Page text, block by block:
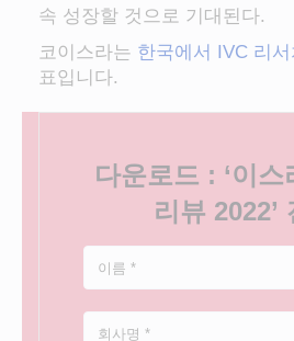
속 성장할 것으로 기대된다.
코이스라는 한국에서 IVC 리서
표입니다.
다운로드 : ‘이스
리뷰 2022’